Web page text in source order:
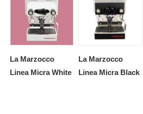
La Marzocco
Linea Micra White
La Marzocco
Linea Micra Black